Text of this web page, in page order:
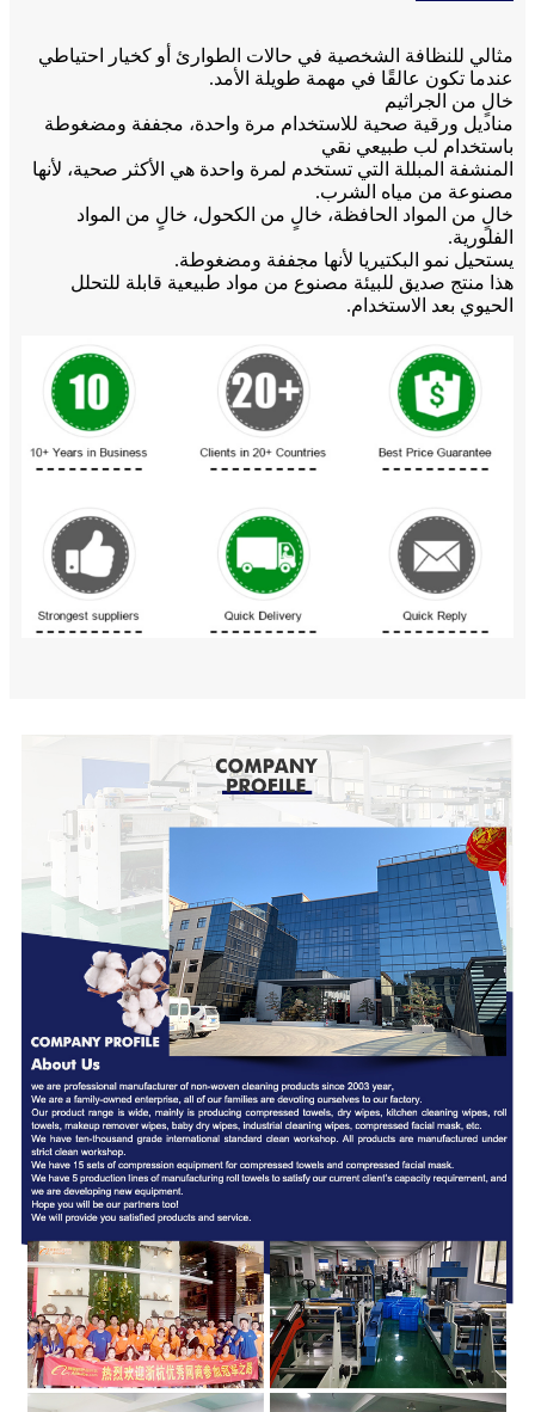
مثالي للنظافة الشخصية في حالات الطوارئ أو كخيار احتياطي
عندما تكون عالقًا في مهمة طويلة الأمد.
خالٍ من الجراثيم
مناديل ورقية صحية للاستخدام مرة واحدة، مجففة ومضغوطة
باستخدام لب طبيعي نقي
المنشفة المبللة التي تستخدم لمرة واحدة هي الأكثر صحية، لأنها
مصنوعة من مياه الشرب.
خالٍ من المواد الحافظة، خالٍ من الكحول، خالٍ من المواد
الفلورية.
يستحيل نمو البكتيريا لأنها مجففة ومضغوطة.
هذا منتج صديق للبيئة مصنوع من مواد طبيعية قابلة للتحلل
الحيوي بعد الاستخدام.